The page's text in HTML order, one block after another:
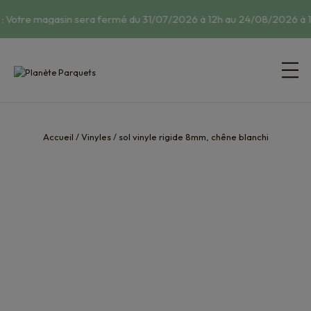
Votre magasin sera fermé du 31/07/2026 à 12h au 24/08/2026 à
Accueil /Vinyles/ sol vinyle rigide 8mm, chêne blanchi